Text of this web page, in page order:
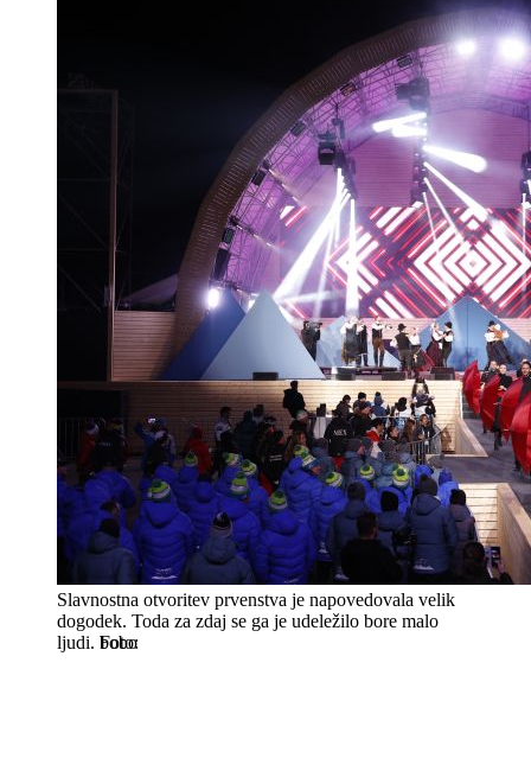
Slavnostna otvoritev prvenstva je napovedovala velik
dogodek. Toda za zdaj se ga je udeležilo bore malo
ljudi. bobo